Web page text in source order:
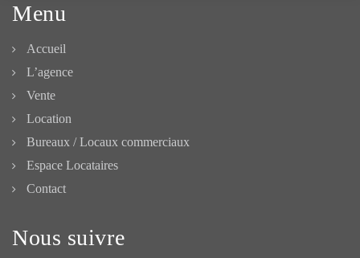
Menu
Accueil
L’agence
Vente
Location
Bureaux / Locaux commerciaux
Espace Locataires
Contact
Nous suivre